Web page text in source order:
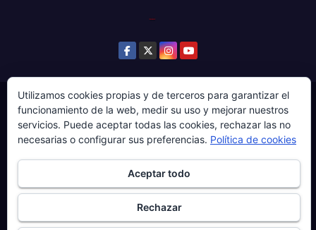
© Copyright 2024. Todos los derechos reservados.
Web gestionada por Producciones Audiovisuales El
Guaje Visuals.
Sobre ‘Ḷḷena a esgaya’ Publicidad
Política de privacidad
Política de cookies
Más información sobre las cookies
Utilizamos cookies propias y de terceros para garantizar el
funcionamiento de la web, medir su uso y mejorar nuestros
servicios. Puede aceptar todas las cookies, rechazar las no
necesarias o configurar sus preferencias. Política de cookies
Aceptar todo
Rechazar